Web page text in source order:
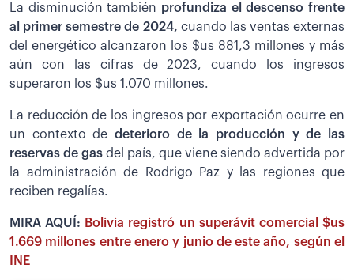
La disminución también profundiza el descenso frente
al primer semestre de 2024, cuando las ventas externas
del energético alcanzaron los $us 881,3 millones y más
aún con las cifras de 2023, cuando los ingresos
superaron los $us 1.070 millones.
La reducción de los ingresos por exportación ocurre en
un contexto de deterioro de la producción y de las
reservas de gas del país, que viene siendo advertida por
la administración de Rodrigo Paz y las regiones que
reciben regalías.
MIRA AQUÍ: Bolivia registró un superávit comercial $us
1.669 millones entre enero y junio de este año, según el
INE